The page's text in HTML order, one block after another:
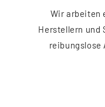
Wir arbeiten
Herstellern und
reibungslose